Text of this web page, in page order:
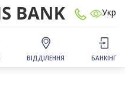
Укр
ВІДДІЛЕННЯ БАНКІНГ